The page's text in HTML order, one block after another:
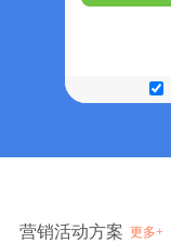
营销活动方案 更多+